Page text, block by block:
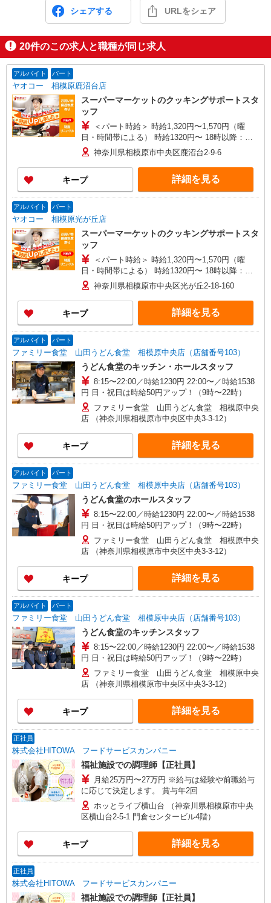
シェアする URLをシェア
20件のこの求人と職種が同じ求人
アルバイト パート
ヤオコー 相模原鹿沼台店
スーパーマーケットのクッキングサポートスタ
ッフ
＜パート時給＞ 時給1,320円〜1,570円（曜
日・時間帯による） 時給1320円〜 18時以降：時
給1470円〜 ★土曜＋100円 ★日・祝＋100円 ※ア
ルバイトさんの時給や募集内容はお問い合わせく
ださい
神奈川県相模原市中央区鹿沼台2-9-6
キープ 詳細を見る
アルバイト パート
ヤオコー 相模原光が丘店
スーパーマーケットのクッキングサポートスタ
ッフ
＜パート時給＞ 時給1,320円〜1,570円（曜
日・時間帯による） 時給1320円〜 18時以降：時
給1470円〜 ★土曜＋100円 ★日・祝＋100円 ※ア
ルバイトさんの時給や募集内容はお問い合わせく
ださい
神奈川県相模原市中央区光が丘2-18-160
キープ 詳細を見る
アルバイト パート
ファミリー食堂 山田うどん食堂 相模原中央店（店舗番号103）
うどん食堂のキッチン・ホールスタッフ
8:15〜22:00／時給1230円 22:00〜／時給1538
円 日・祝日は時給50円アップ！（9時〜22時）
ファミリー食堂 山田うどん食堂 相模原中央
店 （神奈川県相模原市中央区中央3-3-12）
キープ 詳細を見る
アルバイト パート
ファミリー食堂 山田うどん食堂 相模原中央店（店舗番号103）
うどん食堂のホールスタッフ
8:15〜22:00／時給1230円 22:00〜／時給1538
円 日・祝日は時給50円アップ！（9時〜22時）
ファミリー食堂 山田うどん食堂 相模原中央
店 （神奈川県相模原市中央区中央3-3-12）
キープ 詳細を見る
アルバイト パート
ファミリー食堂 山田うどん食堂 相模原中央店（店舗番号103）
うどん食堂のキッチンスタッフ
8:15〜22:00／時給1230円 22:00〜／時給1538
円 日・祝日は時給50円アップ！（9時〜22時）
ファミリー食堂 山田うどん食堂 相模原中央
店 （神奈川県相模原市中央区中央3-3-12）
キープ 詳細を見る
正社員
株式会社HITOWA フードサービスカンパニー
福祉施設での調理師【正社員】
月給25万円〜27万円 ※給与は経験や前職給与
に応じて決定します。 賞与年2回
ホッとライブ横山台 （神奈川県相模原市中央
区横山台2-5-1 門倉センタービル4階）
キープ 詳細を見る
正社員
株式会社HITOWA フードサービスカンパニー
福祉施設での調理師【正社員】